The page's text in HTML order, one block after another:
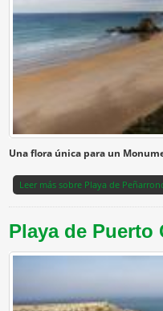
Una flora única para un
Leer mássobre Playa de
Playa de Puerto